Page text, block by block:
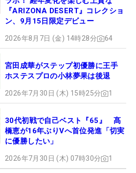
『ARIZONA DESERT』コレクショ
ン、9月15日限定デビュー
2026年8月7日 (金) 14時28分 64
宮田成華がステップ初優勝に王手
ホステスプロの小林夢果は後退
2026年7月30日 (木) 15時25分 1
30代初戦で自己ベスト『65』 髙
橋恵が16年ぶりVへ首位発進「切実
に優勝したい」
2026年7月30日 (木) 07時30分 1